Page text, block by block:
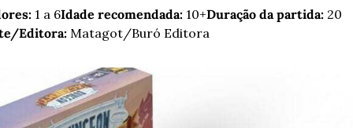
1 a 6Idade recomendada: 10+Duração da partida: 20
Editora: Matagot/Buró Editora